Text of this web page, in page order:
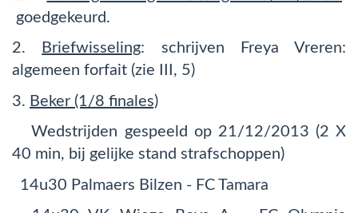
goedgekeurd.
2.
Briefwisseling: schrijven Freya Vreren:
algemeen forfait (zie III, 5)
3. Beker (1/8 finales)
Wedstrijden gespeeld op 21/12/2013 (2 X
40 min, bij gelijke stand strafschoppen)
14u30 Palmaers Bilzen - FC Tamara